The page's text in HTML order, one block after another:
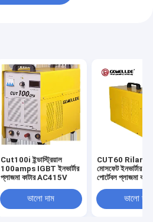
Cut100i ইন্ডাস্ট্রিয়াল
100amps IGBT ইনভার্টার
প্লাজমা কাটার AC415V
ভালো দাম
CUT60 Riland
মোসফেট ইনভার্টার
পোর্টেবল প্লাজমা
ভালো দাম